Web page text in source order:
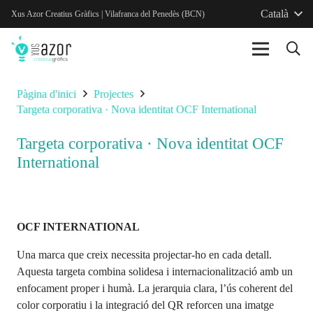
Xus Azor Creatius Gràfics | Vilafranca del Penedès (BCN) Català
Pàgina d'inici
Projectes
Targeta corporativa · Nova identitat OCF International
Targeta corporativa · Nova identitat OCF
International
OCF INTERNATIONAL
Una marca que creix necessita projectar-ho en cada detall.
Aquesta targeta combina solidesa i internacionalització amb un
enfocament proper i humà. La jerarquia clara, l’ús coherent del
color corporatiu i la integració del QR reforcen una imatge